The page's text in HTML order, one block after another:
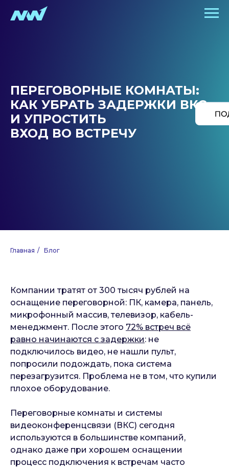
ПЕРЕГОВОРНЫЕ КОМНАТЫ:
КАК УБРАТЬ ЗАДЕРЖКИ ВКС
И УПРОСТИТЬ
ВХОД ВО ВСТРЕЧУ
Главная / Блог
Компании тратят от 300 тысяч рублей на
оснащение переговорной: ПК, камера, панель,
микрофонный массив, телевизор, кабель-
менеджмент. После этого 72% встреч всё
равно начинаются с задержки: не
подключилось видео, не нашли пульт,
попросили подождать, пока система
перезагрузится. Проблема не в том, что купили
плохое оборудование.
Переговорные комнаты и системы
видеоконференцсвязи (ВКС) сегодня
используются в большинстве компаний,
однако даже при хорошем оснащении
процесс подключения к встречам часто